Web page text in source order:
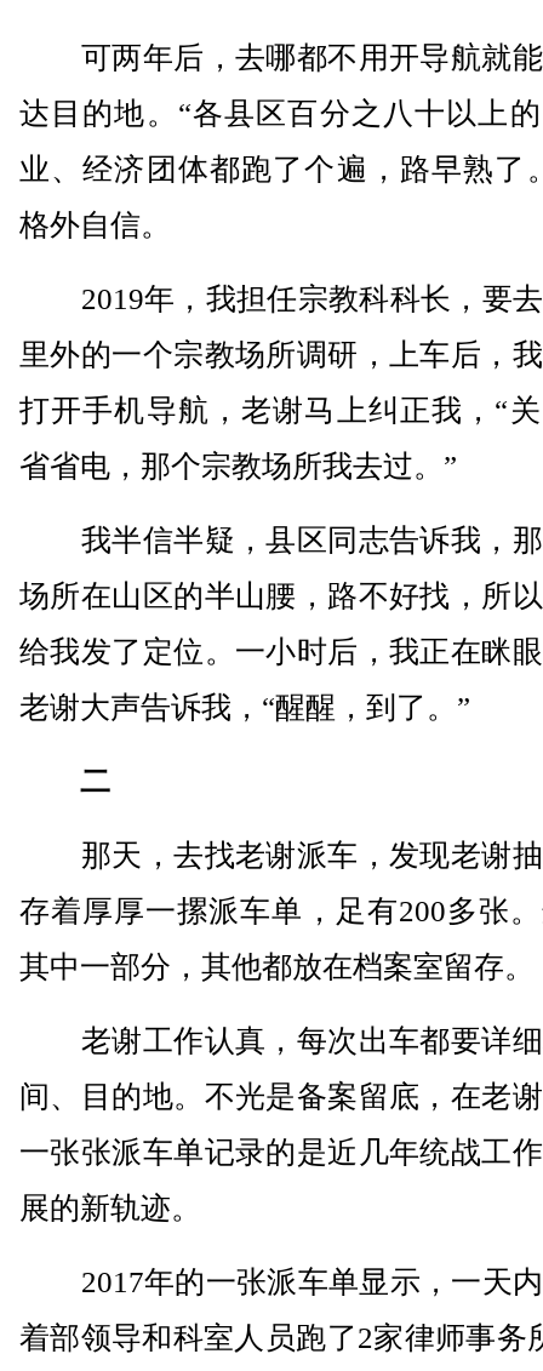
可两年后，去哪都不用开导航就
达目的地。“各县区百分之八十以上
业、经济团体都跑了个遍，路早熟了
格外自信。
2019年，我担任宗教科科长，要
里外的一个宗教场所调研，上车后，
打开手机导航，老谢马上纠正我，“
省省电，那个宗教场所我去过。”
我半信半疑，县区同志告诉我，
场所在山区的半山腰，路不好找，所
给我发了定位。一小时后，我正在眯
老谢大声告诉我，“醒醒，到了。”
二
那天，去找老谢派车，发现老谢
存着厚厚一摞派车单，足有200多张
其中一部分，其他都放在档案室留存。
老谢工作认真，每次出车都要详
间、目的地。不光是备案留底，在老
一张张派车单记录的是近几年统战工
展的新轨迹。
2017年的一张派车单显示，一天
着部领导和科室人员跑了2家律师事务